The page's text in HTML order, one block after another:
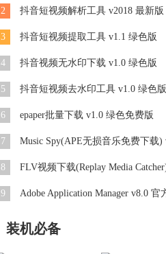
2 抖音短视频解析工具 v2018 最新版
3 抖音短视频提取工具 v1.1 绿色版
4 抖音视频无水印下载 v1.0 绿色版
5 抖音短视频去水印工具 v1.0 绿色版
6 epaper批量下载 v1.0 绿色免费版
7
8
9
装机必备